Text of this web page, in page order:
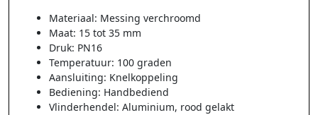
Materiaal: Messing verchroomd
Maat: 15 tot 35 mm
Druk: PN16
Temperatuur: 100 graden
Aansluiting: Knelkoppeling
Bediening: Handbediend
Vlinderhendel: Aluminium, rood gelakt